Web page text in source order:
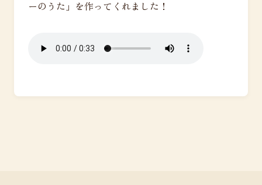
ーのうた」を作ってくれました！